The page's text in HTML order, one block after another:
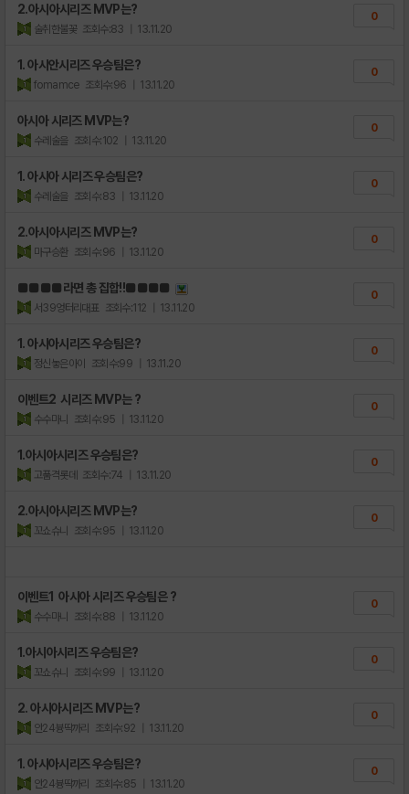
2.아시아시리즈 MVP는?
술취한불꽃 조회수:83 | 13.11.20
0
1. 아시안시리즈 우승팀은?
fomamce 조회수:96 | 13.11.20
0
아시아 시리즈 MVP는?
수레술을 조회수:102 | 13.11.20
0
1. 아시아 시리즈 우승팀은?
수레술을 조회수:83 | 13.11.20
0
2.아시아시리즈 MVP는?
마구승환 조회수:96 | 13.11.20
0
■■■■라면 총 집합!!■■■■
서39엉터리대표 조회수:112 | 13.11.20
0
1. 아시아시리즈 우승팀은?
정신놓은아이 조회수:99 | 13.11.20
0
이벤트2 시리즈 MVP는 ?
수수마니 조회수:95 | 13.11.20
0
1.아시아시리즈 우승팀은?
고품격롯데 조회수:74 | 13.11.20
0
2.아시아시리즈 MVP는?
꼬쇼슈니 조회수:95 | 13.11.20
0
이벤트1 아시아 시리즈 우승팀은 ?
수수마니 조회수:88 | 13.11.20
0
1.아시아시리즈 우승팀은?
꼬쇼슈니 조회수:99 | 13.11.20
0
2. 아시아시리즈 MVP는?
안24븅딱까리 조회수:92 | 13.11.20
0
1. 아시아시리즈 우승팀은?
안24븅딱까리 조회수:85 | 13.11.20
0